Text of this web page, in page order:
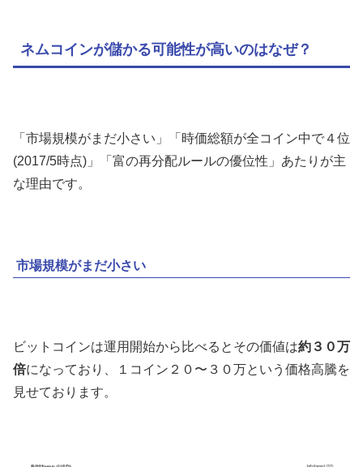
ネムコインが儲かる可能性が高いのはなぜ？
「市場規模がまだ小さい」「時価総額が全コイン中で４位
(2017/5時点)」「富の再分配ルールの優位性」あたりが主
な理由です。
市場規模がまだ小さい
ビットコインは運用開始から比べるとその価値は約３０万
倍になっており、１コイン２０〜３０万という価格高騰を
見せております。